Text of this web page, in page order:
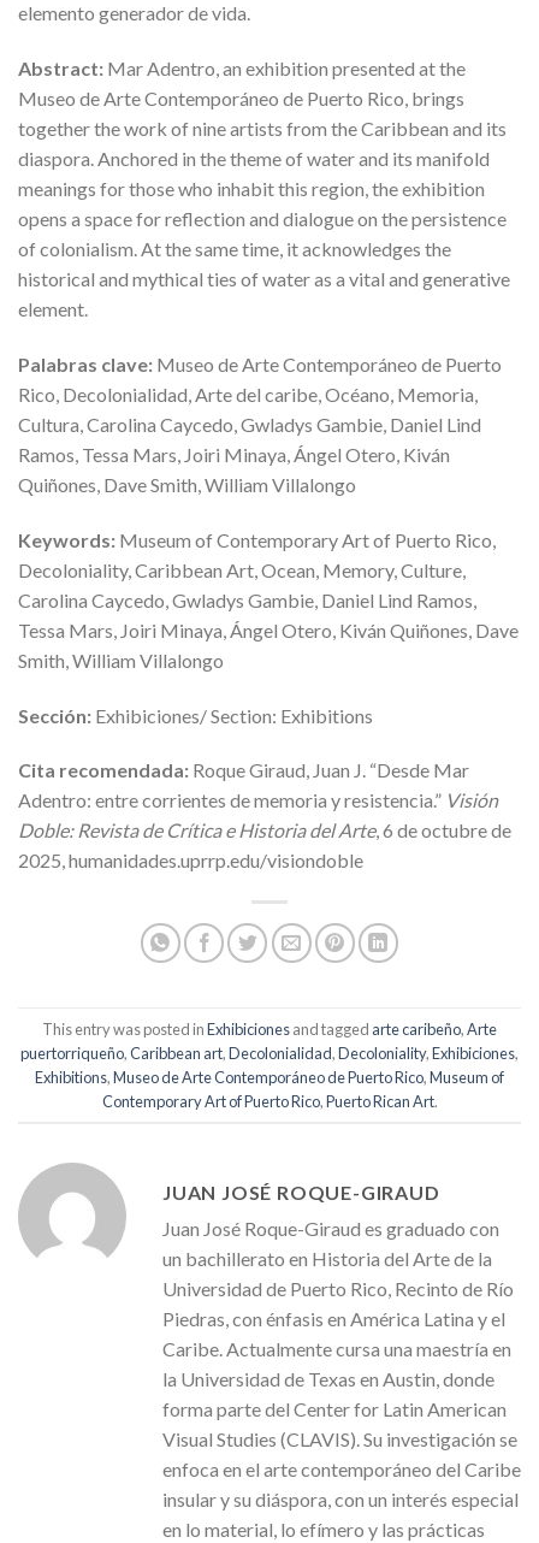
elemento generador de vida.
Abstract: Mar Adentro, an exhibition presented at the
Museo de Arte Contemporáneo de Puerto Rico, brings
together the work of nine artists from the Caribbean and its
diaspora. Anchored in the theme of water and its manifold
meanings for those who inhabit this region, the exhibition
opens a space for reflection and dialogue on the persistence
of colonialism. At the same time, it acknowledges the
historical and mythical ties of water as a vital and generative
element.
Palabras clave: Museo de Arte Contemporáneo de Puerto
Rico, Decolonialidad, Arte del caribe, Océano, Memoria,
Cultura, Carolina Caycedo, Gwladys Gambie, Daniel Lind
Ramos, Tessa Mars, Joiri Minaya, Ángel Otero, Kiván
Quiñones, Dave Smith, William Villalongo
Keywords: Museum of Contemporary Art of Puerto Rico,
Decoloniality, Caribbean Art, Ocean, Memory, Culture,
Carolina Caycedo, Gwladys Gambie, Daniel Lind Ramos,
Tessa Mars, Joiri Minaya, Ángel Otero, Kiván Quiñones, Dave
Smith, William Villalongo
Sección: Exhibiciones/ Section: Exhibitions
Cita recomendada: Roque Giraud, Juan J. “Desde Mar
Adentro: entre corrientes de memoria y resistencia.” Visión
Doble: Revista de Crítica e Historia del Arte, 6 de octubre de
2025, humanidades.uprrp.edu/visiondoble
This entry was posted inExhibicionesand tagged arte caribeño,Arte
puertorriqueño,Caribbean art,Decolonialidad,Decoloniality,Exhibiciones,
Exhibitions,Museo de Arte Contemporáneo de Puerto Rico,Museum of
Contemporary Art of Puerto Rico,Puerto Rican Art.
JUAN JOSÉ ROQUE-GIRAUD
Juan José Roque-Giraud es graduado con
un bachillerato en Historia del Arte de la
Universidad de Puerto Rico, Recinto de Río
Piedras, con énfasis en América Latina y el
Caribe. Actualmente cursa una maestría en
la Universidad de Texas en Austin, donde
forma parte del Center for Latin American
Visual Studies (CLAVIS). Su investigación se
enfoca en el arte contemporáneo del Caribe
insular y su diáspora, con un interés especial
en lo material, lo efímero y las prácticas